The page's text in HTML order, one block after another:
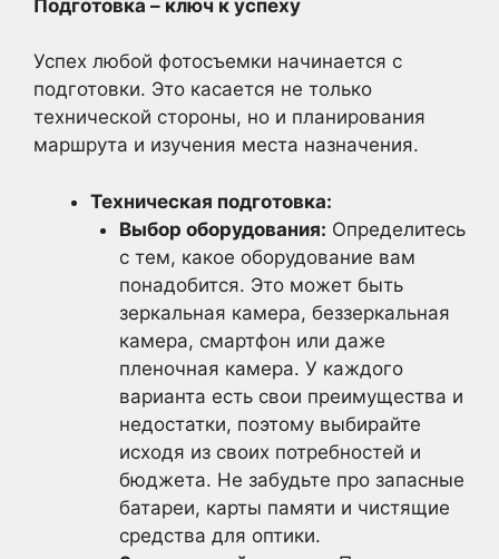
Подготовка – ключ к успеху
Успех любой фотосъемки начинается с
подготовки. Это касается не только
технической стороны, но и планирования
маршрута и изучения места назначения.
Техническая подготовка:
Выбор оборудования: Определитесь
с тем, какое оборудование вам
понадобится. Это может быть
зеркальная камера, беззеркальная
камера, смартфон или даже
пленочная камера. У каждого
варианта есть свои преимущества и
недостатки, поэтому выбирайте
исходя из своих потребностей и
бюджета. Не забудьте про запасные
батареи, карты памяти и чистящие
средства для оптики.